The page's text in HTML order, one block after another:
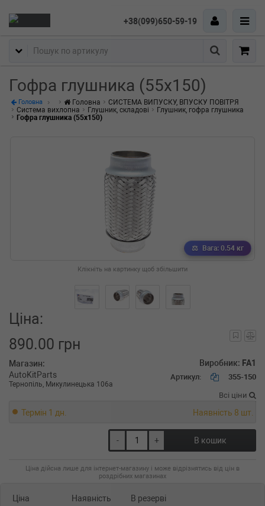
+38(099)650-59-19
Пошук
Гофра глушника (55x150)
Головна Головна
СИСТЕМА ВИПУСКУ, ВПУСКУ ПОВІТРЯ
Система вихлопна
Глушник, складові
Глушник, гофра глушника
Гофра глушника (55x150)
Вага: 0.54 кг
Клікніть на картинку щоб збільшити
Ціна:
890.00 грн
Магазин:
AutoKitParts
Тернопіль, Микулинецька 106а
Виробник: FA1
Артикул: 355-150
Всі ціни
Термін 1 дн. Наявність 8 шт.
- + В кошик
Ціна дійсна лише для інтернет-магазину і може відрізнятись від цін в
роздрібних магазинах
Ціна Наявність В резерві